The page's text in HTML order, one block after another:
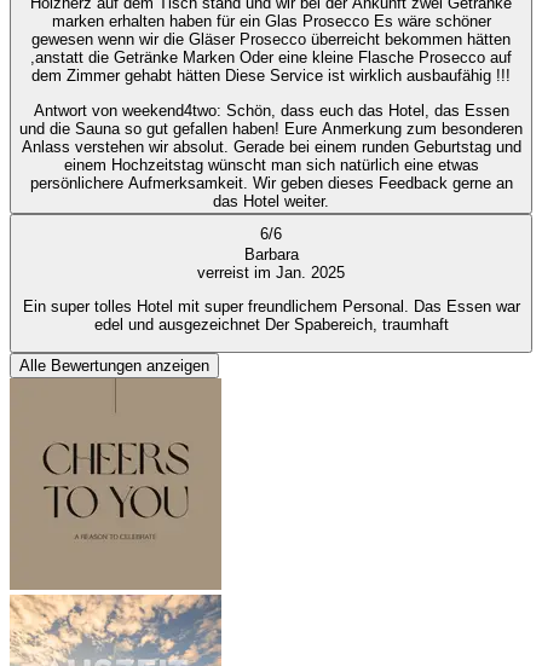
marken erhalten haben für ein Glas Prosecco Es wäre schöner
gewesen wenn wir die Gläser Prosecco überreicht bekommen hätten
,anstatt die Getränke Marken Oder eine kleine Flasche Prosecco auf
dem Zimmer gehabt hätten Diese Service ist wirklich ausbaufähig !!!
Antwort von weekend4two: Schön, dass euch das Hotel, das Essen
und die Sauna so gut gefallen haben! Eure Anmerkung zum besonderen
Anlass verstehen wir absolut. Gerade bei einem runden Geburtstag und
einem Hochzeitstag wünscht man sich natürlich eine etwas
persönlichere Aufmerksamkeit. Wir geben dieses Feedback gerne an
das Hotel weiter.
6/6
Barbara
verreist im Jan. 2025
Ein super tolles Hotel mit super freundlichem Personal. Das Essen war
edel und ausgezeichnet Der Spabereich, traumhaft
Alle Bewertungen anzeigen